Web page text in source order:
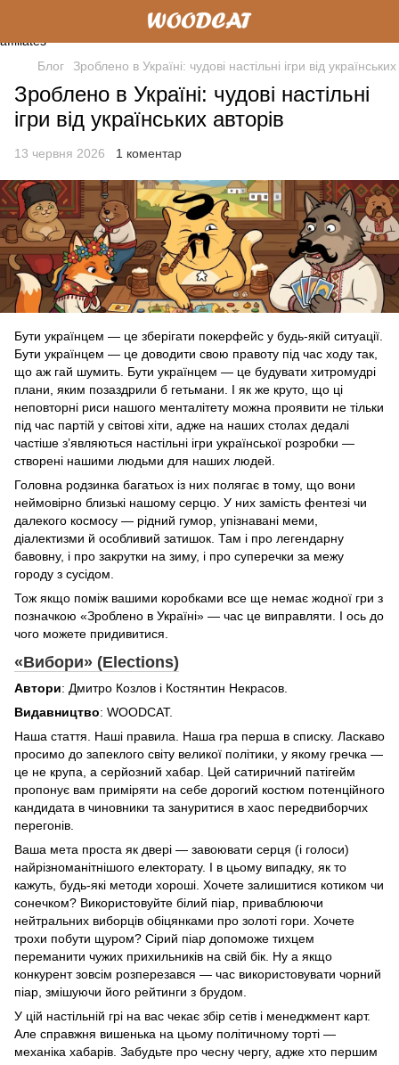
Блог Зроблено в Україні: чудові настільні ігри від
Зроблено в Україні: чудові настільні
ігри від українських авторів
13 червня 2026 1 коментар
Бути українцем — це зберігати покерфейс у будь-якій ситуації.
Бути українцем — це доводити свою правоту під час ходу так,
що аж гай шумить. Бути українцем — це будувати хитромудрі
плани, яким позаздрили б гетьмани. І як же круто, що ці
неповторні риси нашого менталітету можна проявити не тільки
під час партій у світові хіти, адже на наших столах дедалі
частіше з’являються настільні ігри української розробки —
створені нашими людьми для наших людей.
Головна родзинка багатьох із них полягає в тому, що вони
неймовірно близькі нашому серцю. У них замість фентезі чи
далекого космосу — рідний гумор, упізнавані меми,
діалектизми й особливий затишок. Там і про легендарну
бавовну, і про закрутки на зиму, і про суперечки за межу
городу з сусідом.
Тож якщо поміж вашими коробками все ще немає жодної гри з
позначкою «Зроблено в Україні» — час це виправляти. І ось до
чого можете придивитися.
«Вибори» (Elections)
Автори: Дмитро Козлов і Костянтин Некрасов.
Видавництво: WOODCAT.
Наша стаття. Наші правила. Наша гра перша в списку. Ласкаво
просимо до запеклого світу великої політики, у якому гречка —
це не крупа, а серйозний хабар. Цей сатиричний патігейм
пропонує вам приміряти на себе дорогий костюм потенційного
кандидата в чиновники та зануритися в хаос передвиборчих
перегонів.
Ваша мета проста як двері — завоювати серця (і голоси)
найрізноманітнішого електорату. І в цьому випадку, як то
кажуть, будь-які методи хороші. Хочете залишитися котиком чи
сонечком? Використовуйте білий піар, приваблюючи
нейтральних виборців обіцянками про золоті гори. Хочете
трохи побути щуром? Сірий піар допоможе тихцем
переманити чужих прихильників на свій бік. Ну а якщо
конкурент зовсім розперезався — час використовувати чорний
піар, змішуючи його рейтинги з брудом.
У цій настільній грі на вас чекає збір сетів і менеджмент карт.
Але справжня вишенька на цьому політичному торті —
механіка хабарів. Забудьте про чесну чергу, адже хто першим